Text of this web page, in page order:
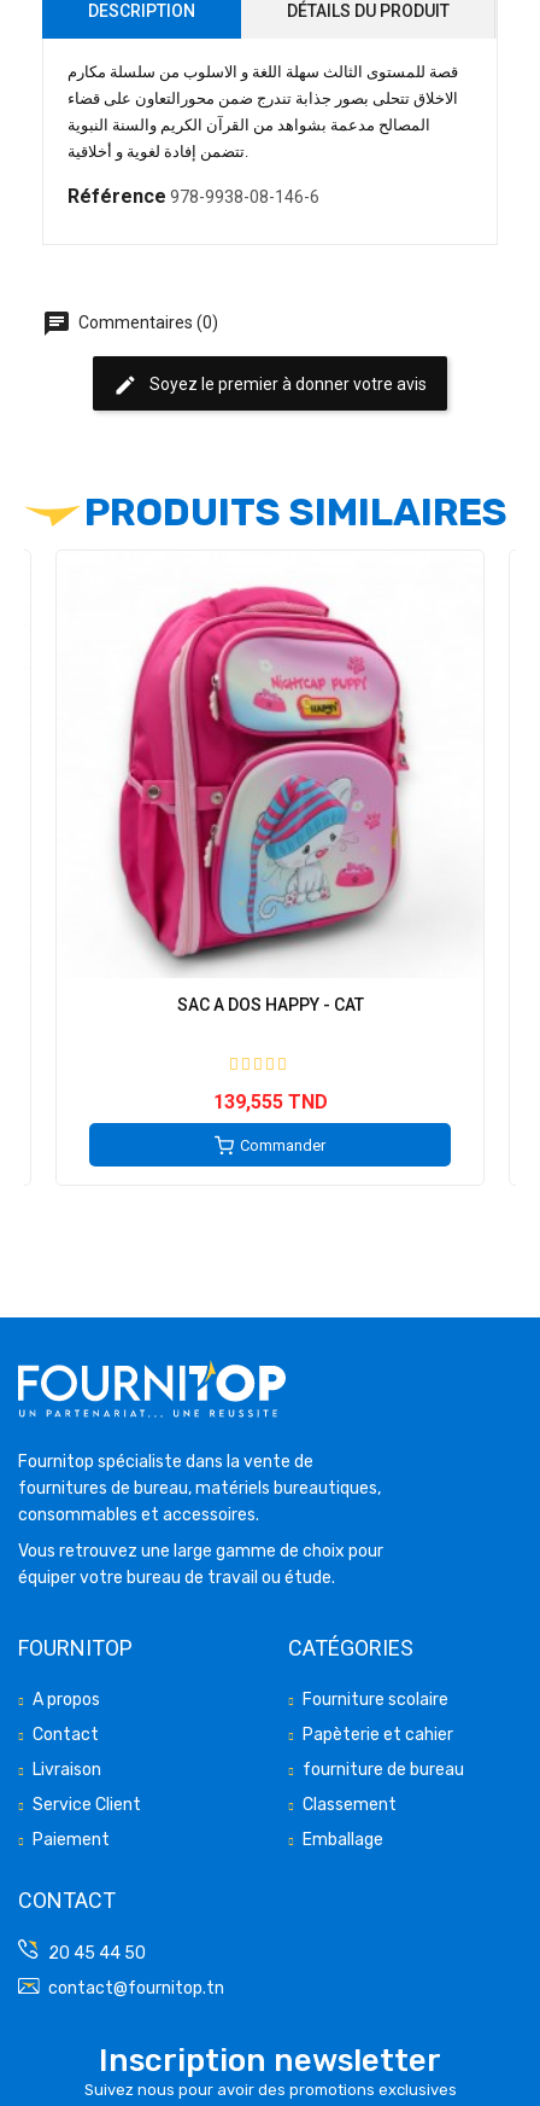
DESCRIPTION DÉTAILS DU PRODUIT
قصة للمستوى الثالث سهلة اللغة و الاسلوب من سلسلة مكارم
الاخلاق تتحلى بصور جذابة تندرج ضمن محورالتعاون على قضاء
المصالح مدعمة بشواهد من القرآن الكريم والسنة النبوية
تتضمن إفادة لغوية و أخلاقية.
Référence 978-9938-08-146-6
chat Commentaires (0)
edit Soyez le premier à donner votre avis
PRODUITS SIMILAIRES
SAC A DOS HAPPY - CAT
139,555 TND
Commander
Fournitop spécialiste dans la vente de
fournitures de bureau, matériels bureautiques,
consommables et accessoires.
Vous retrouvez une large gamme de choix pour
équiper votre bureau de travail ou étude.
FOURNITOP
A propos
Contact
Livraison
Service Client
Paiement
CATÉGORIES
Fourniture scolaire
Papèterie et cahier
fourniture de bureau
Classement
Emballage
CONTACT
20 45 44 50
contact@fournitop.tn
Inscription newsletter
Suivez nous pour avoir des promotions exclusives